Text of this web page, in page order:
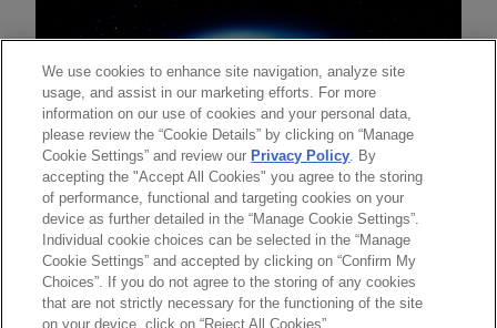
送信する前の注意事項：
www.jonesday.comに掲載されている情報は、一般的な使用を
目的としており、法的アドバイスを目的としたものではありま
弁護士業務広告 お問い合わせ
免責事項
プライバシーポリシー
著作権
We use cookies to enhance site navigation, analyze site
usage, and assist in our marketing efforts. For more
information on our use of cookies and your personal data,
please review the “Cookie Details” by clicking on “Manage
Cookie Settings” and review our Privacy Policy. By
accepting the "Accept All Cookies" you agree to the storing
of performance, functional and targeting cookies on your
device as further detailed in the “Manage Cookie Settings”.
Individual cookie choices can be selected in the “Manage
Cookie Settings” and accepted by clicking on “Confirm My
Choices”. If you do not agree to the storing of any cookies
that are not strictly necessary for the functioning of the site
on your device, click on “Reject All Cookies”.